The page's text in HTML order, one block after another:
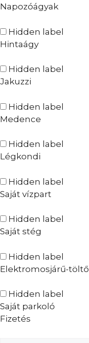
Napozóágyak
Hidden label
Hintaágy
Hidden label
Jakuzzi
Hidden label
Medence
Hidden label
Légkondi
Hidden label
Saját vízpart
Hidden label
Saját stég
Hidden label
Elektromosjárű-töltő
Hidden label
Saját parkoló
Fizetés